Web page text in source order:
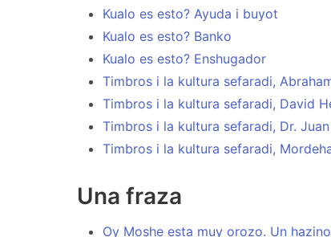
Kualo es esto? Ayuda i buyot
Kualo es esto? Banko
Kualo es esto? Enshugador
Timbros i la kultura sefaradi,
Timbros i la kultura sefaradi, David
Timbros i la kultura sefaradi, Dr.
Timbros i la kultura sefaradi,
Una fraza
Oy Moshe esta muy orozo. Un